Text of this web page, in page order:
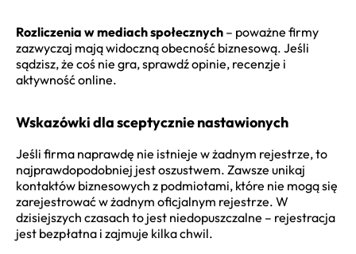
Rozliczenia w mediach społecznych – poważne firmy
zazwyczaj mają widoczną obecność biznesową. Jeśli
sądzisz, że coś nie gra, sprawdź opinie, recenzje i
aktywność online.
Wskazówki dla sceptycznie nastawionych
Jeśli firma naprawdę nie istnieje w żadnym rejestrze, to
najprawdopodobniej jest oszustwem. Zawsze unikaj
kontaktów biznesowych z podmiotami, które nie mogą się
zarejestrować w żadnym oficjalnym rejestrze. W
dzisiejszych czasach to jest niedopuszczalne – rejestracja
jest bezpłatna i zajmuje kilka chwil.